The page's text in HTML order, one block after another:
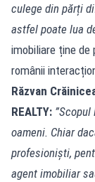
culege din părți
astfel poate lua
imobiliare ține de
românii
Răzvan
REALTY:
oameni. Chiar
profesioniști,
agent imobiliar